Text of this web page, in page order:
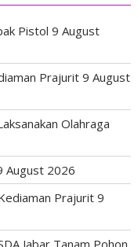
Pistol 9 August
Prajurit 9 August
Olahraga
August 2026
Prajurit 9
Jabar Tanam Pohon